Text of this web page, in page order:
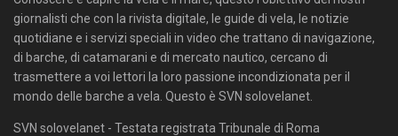
giornalisti che con la rivista digitale, le guide di vela, le notizie
quotidiane e i servizi speciali in video che trattano di navigazione,
di barche, di catamarani e di mercato nautico, cercano di
trasmettere a voi lettori la loro passione incondizionata per il
mondo delle barche a vela. Questo è SVN solovelanet.
SVN solovelanet - Testata registrata Tribunale di Roma